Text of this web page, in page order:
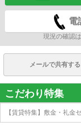
電
現況の確認
メールで共有する
こだわり特集
【賃貸特集】敷金・礼金